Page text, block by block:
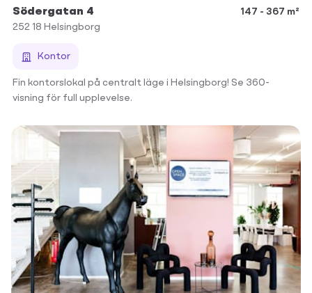
Södergatan 4
147 - 367 m²
252 18 Helsingborg
Kontor
Fin kontorslokal på centralt läge i Helsingborg! Se 360-
visning för full upplevelse.